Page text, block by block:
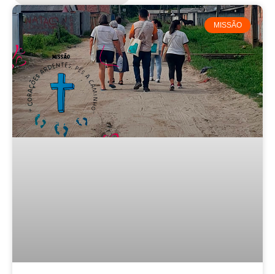
MISSÃO